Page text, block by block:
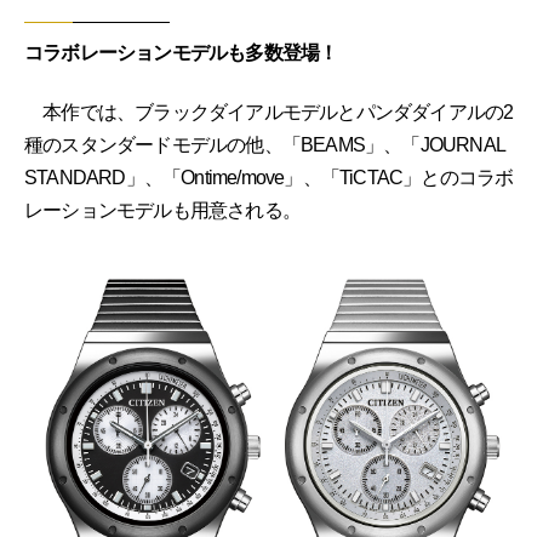
コラボレーションモデルも多数登場！
本作では、ブラックダイアルモデルとパンダダイアルの2
種のスタンダードモデルの他、「BEAMS」、「JOURNAL
STANDARD」、「Ontime/move」、「TiCTAC」とのコラボ
レーションモデルも用意される。